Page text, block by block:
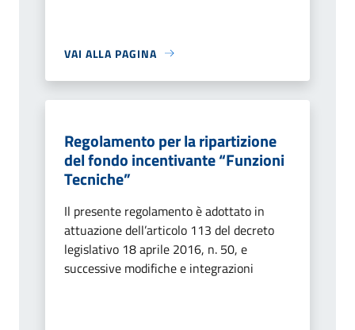
VAI ALLA PAGINA
Regolamento per la ripartizione
del fondo incentivante “Funzioni
Tecniche”
Il presente regolamento è adottato in
attuazione dell’articolo 113 del decreto
legislativo 18 aprile 2016, n. 50, e
successive modifiche e integrazioni